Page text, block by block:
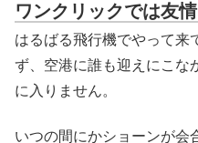
ワンクリックでは友
はるばる飛行機でやって来
ず、空港に誰も迎えにこな
に入りません。
いつの間にかショーンが会